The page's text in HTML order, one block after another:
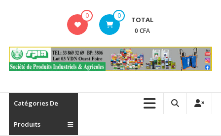
Produits
Industriels
0 0 TOTAL
0 CFA
Catégories De
Produits